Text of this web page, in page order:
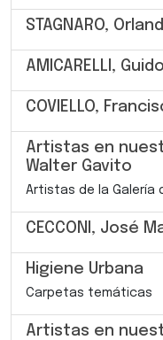
STAGNARO,
AMICARELLI,
COVIELLO,
Artistas en
Walter Gavito
Artistas de la Galería
CECCONI, José
Higiene Urbana
Carpetas temáticas
Artistas en